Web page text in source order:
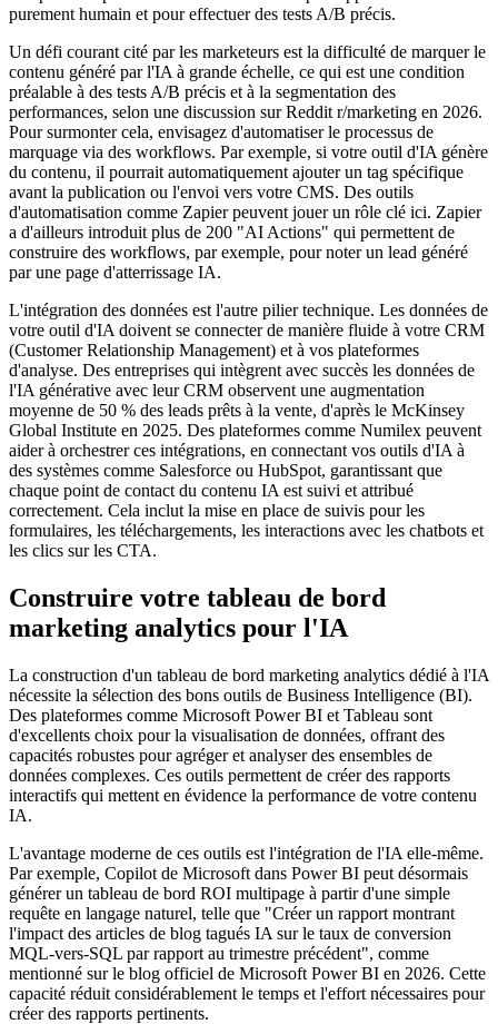
purement humain et pour effectuer des tests A/B précis.
Un défi courant cité par les marketeurs est la difficulté de marquer le
contenu généré par l'IA à grande échelle, ce qui est une condition
préalable à des tests A/B précis et à la segmentation des
performances, selon une discussion sur Reddit r/marketing en 2026.
Pour surmonter cela, envisagez d'automatiser le processus de
marquage via des workflows. Par exemple, si votre outil d'IA génère
du contenu, il pourrait automatiquement ajouter un tag spécifique
avant la publication ou l'envoi vers votre CMS. Des outils
d'automatisation comme Zapier peuvent jouer un rôle clé ici. Zapier
a d'ailleurs introduit plus de 200 "AI Actions" qui permettent de
construire des workflows, par exemple, pour noter un lead généré
par une page d'atterrissage IA.
L'intégration des données est l'autre pilier technique. Les données de
votre outil d'IA doivent se connecter de manière fluide à votre CRM
(Customer Relationship Management) et à vos plateformes
d'analyse. Des entreprises qui intègrent avec succès les données de
l'IA générative avec leur CRM observent une augmentation
moyenne de 50 % des leads prêts à la vente, d'après le McKinsey
Global Institute en 2025. Des plateformes comme Numilex peuvent
aider à orchestrer ces intégrations, en connectant vos outils d'IA à
des systèmes comme Salesforce ou HubSpot, garantissant que
chaque point de contact du contenu IA est suivi et attribué
correctement. Cela inclut la mise en place de suivis pour les
formulaires, les téléchargements, les interactions avec les chatbots et
les clics sur les CTA.
Construire votre tableau de bord
marketing analytics pour l'IA
La construction d'un tableau de bord marketing analytics dédié à l'IA
nécessite la sélection des bons outils de Business Intelligence (BI).
Des plateformes comme Microsoft Power BI et Tableau sont
d'excellents choix pour la visualisation de données, offrant des
capacités robustes pour agréger et analyser des ensembles de
données complexes. Ces outils permettent de créer des rapports
interactifs qui mettent en évidence la performance de votre contenu
IA.
L'avantage moderne de ces outils est l'intégration de l'IA elle-même.
Par exemple, Copilot de Microsoft dans Power BI peut désormais
générer un tableau de bord ROI multipage à partir d'une simple
requête en langage naturel, telle que "Créer un rapport montrant
l'impact des articles de blog tagués IA sur le taux de conversion
MQL-vers-SQL par rapport au trimestre précédent", comme
mentionné sur le blog officiel de Microsoft Power BI en 2026. Cette
capacité réduit considérablement le temps et l'effort nécessaires pour
créer des rapports pertinents.